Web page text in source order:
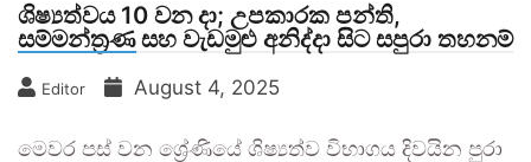
ශිෂ්‍යත්වය 10 වන දා; උපකාරක පන්ති,
සම්මන්ත්‍රණ සහ වැඩමුළු අනිද්දා සිට සපුරා තහනම්
Editor August 4, 2025
මෙවර පස් වන ශ්‍රේණියේ ශිෂ්‍යත්ව විභාගය දිවයින පුරා